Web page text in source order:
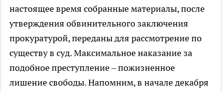
настоящее время собранные материалы, после
утверждения обвинительного заключения
прокуратурой, переданы для рассмотрение по
существу в суд. Максимальное наказание за
подобное преступление – пожизненное
лишение свободы. Напомним, в начале декабря